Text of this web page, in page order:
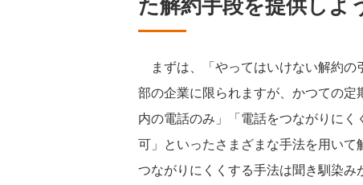
まずは、「やってはいけない解約の
部の企業に限られますが、かつての
内の電話のみ」「電話をつながりに
可」といったさまざまな手法を用い
つながりにくくする手法は聞き馴染